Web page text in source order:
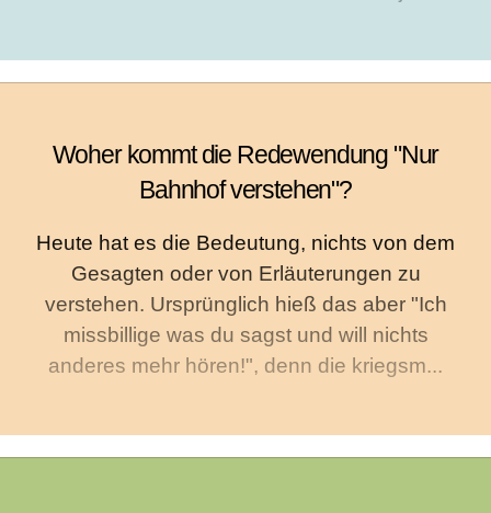
Woher kommt die Redewendung "Nur
Bahnhof verstehen"?
Heute hat es die Bedeutung, nichts von dem
Gesagten oder von Erläuterungen zu
verstehen. Ursprünglich hieß das aber "Ich
missbillige was du sagst und will nichts
anderes mehr hören!", denn die kriegsm...